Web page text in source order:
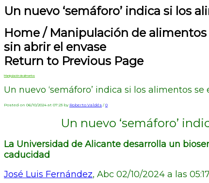
Un nuevo ‘semáforo’ indica si los
Home / Manipulación de alimentos
sin abrir el envase
Return to Previous Page
Manipulación de alimentos
Un nuevo ‘semáforo’ indica si los alimentos
Posted on 06/10/2024 at 07:23 by Roberto Valdés / 0
Un nuevo ‘semáforo’
La Universidad de Alicante desarrolla un
caducidad
José Luis Fernández, Abc 02/10/2024 a las